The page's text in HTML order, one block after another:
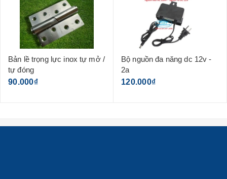
Bản lề trọng lực inox tự mở /
tự đóng
90.000₫
Bộ nguồn đa năng dc 12v -
2a
120.000₫